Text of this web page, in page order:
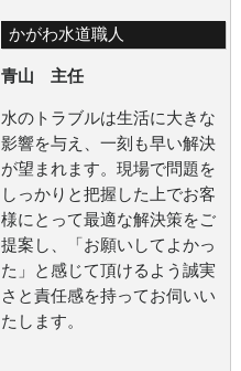
かがわ水道職人
青山 主任
水のトラブルは生活に大きな
影響を与え、一刻も早い解決
が望まれます。現場で問題を
しっかりと把握した上でお客
様にとって最適な解決策をご
提案し、「お願いしてよかっ
た」と感じて頂けるよう誠実
さと責任感を持ってお伺いい
たします。